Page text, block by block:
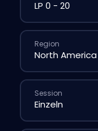
Region
Session